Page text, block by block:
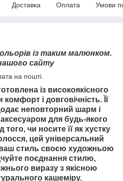
Доставка Оплата Умови
із таким малюнком.
сайту
на пошті.
із високоякісного
і довговічність. Її
неповторний шарм і
для будь-якого
чи носите її як хустку
цей універсальний
стиль своєю художньою
поєднання стилю,
виразу з якісною
кашеміру.